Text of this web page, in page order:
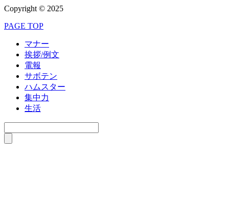
Copyright © 2025
PAGE TOP
マナー
挨拶/例文
電報
サボテン
ハムスター
集中力
生活